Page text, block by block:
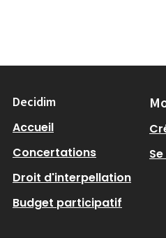
Decidim
Accueil
Concertations
Droit d'interpellation
Budget participatif